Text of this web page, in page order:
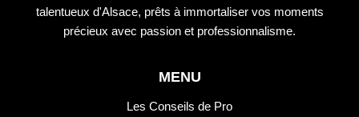
talentueux d'Alsace, prêts à immortaliser vos moments
précieux avec passion et professionnalisme.
MENU
Les Conseils de Pro